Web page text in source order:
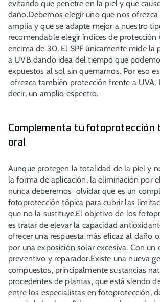
evitando que penetre en la piel y que
daño.Debemos elegir uno que nos
amplia y que se adapte mejor a nuestro
recomendable elegir índices de protección
encima de 30. El SPF únicamente mide la
a UVB dando idea del tiempo que
expuestos al sol sin quemarnos. Por eso
ofrezca también protección frente a UVA,
decir, un amplio espectro.
Complementa tu fotoprotección
oral
Aunque protegen la totalidad de la piel y
la forma de aplicación, la eliminación por
nunca deberemos olvidar que es un
fotoprotección tópica para cubrir las
que no la sustituye.El objetivo de los
es tratar de elevar la capacidad
ofrecer una respuesta más eficaz al daño
por una exposición solar excesiva. Con un
preventivo y reparador.Existe una nueva
compuestos, principalmente sustancias
procedentes de plantas, que está siendo
entre los especialistas en fotoprotección,